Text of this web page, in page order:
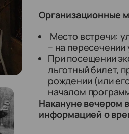
Организационные
Место встречи:
– на
При посещении
льготный билет,
рождении (или
началом
Накануне вечером
информацией о